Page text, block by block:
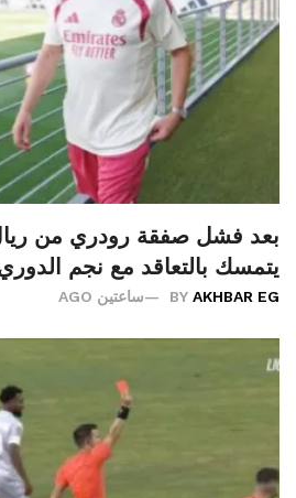
بعد فشل صفقة رودري من
يتمسك بالتعاقد مع نجم
BY AKHBAR EG ساعتين AGO